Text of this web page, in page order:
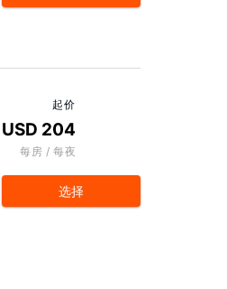
起价
USD 204
每房 / 每夜
选择